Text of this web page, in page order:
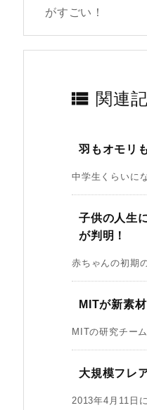
がすごい！
 関連
羽もオモリ
中学生くらいに
子供の人生
が判明！
赤ちゃんの初期
MITが新素
MITの研究チー
大規模フレ
2013年4月11日